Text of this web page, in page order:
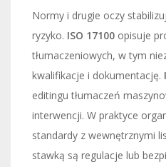
Normy i drugie oczy
ryzyko. ISO 17100 opisuje
tłumaczeniowych, w tym
kwalifikacje i dokumentację.
editingu tłumaczeń
interwencji. W praktyce
standardy z wewnętrznymi
stawką są regulacje lub